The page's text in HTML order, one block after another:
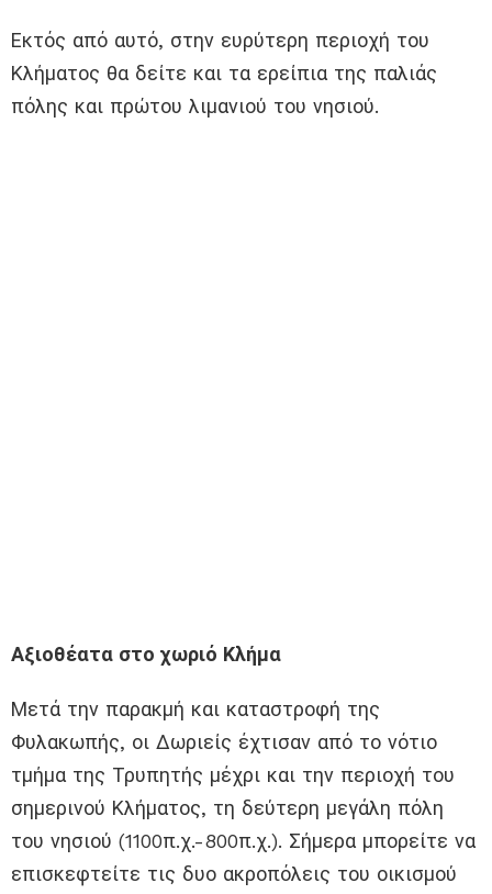
Εκτός από αυτό, στην ευρύτερη περιοχή του
Κλήματος θα δείτε και τα ερείπια της παλιάς
πόλης και πρώτου λιμανιού του νησιού.
Αξιοθέατα στο χωριό Κλήμα
Μετά την παρακμή και καταστροφή της
Φυλακωπής, οι Δωριείς έχτισαν από το νότιο
τμήμα της Τρυπητής μέχρι και την περιοχή του
σημερινού Κλήματος, τη δεύτερη μεγάλη πόλη
του νησιού (1100π.χ.-800π.χ.). Σήμερα μπορείτε να
επισκεφτείτε τις δυο ακροπόλεις του οικισμού